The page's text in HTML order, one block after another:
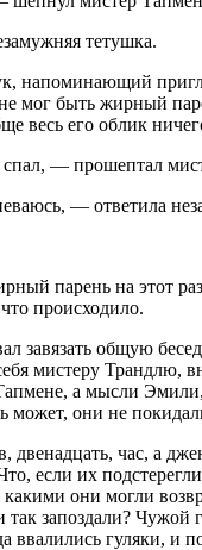
тетушка.
напоминающий
мог быть жирный
весь его облик
— прошептал
— ответила
парень на этот
происходило.
завязать общую
мистеру Трандлю,
а мысли
они не
двенадцать, час, а
если их
они могли
запоздали? Чужой
ввалились гуляки, и